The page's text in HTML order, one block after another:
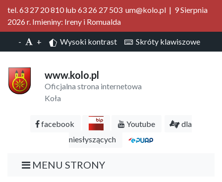
tel. 63 27 20 810 lub 63 26 27 503 um@kolo.pl | 9 Sierpnia
2026 r. Imieniny: Ireny i Romualda
- + Wysoki kontrast Skróty klawiszowe
www.kolo.pl
Oficjalna strona internetowa
Koła
facebook Youtube
dla
niesłyszących
MENU STRONY